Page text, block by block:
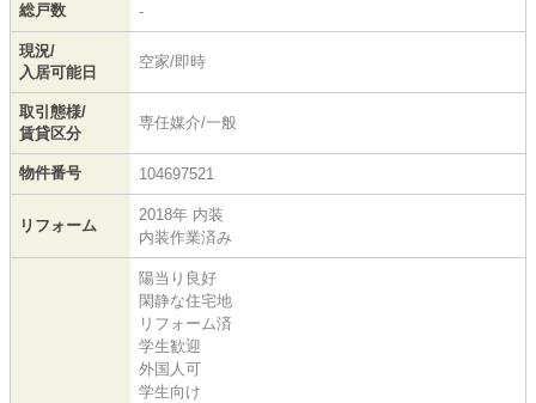
総戸数 -
現況/
入居可能日
空家/即時
取引態様/
賃貸区分
専任媒介/一般
物件番号 104697521
リフォーム
2018年 内装
内装作業済み
陽当り良好
閑静な住宅地
リフォーム済
学生歓迎
外国人可
学生向け